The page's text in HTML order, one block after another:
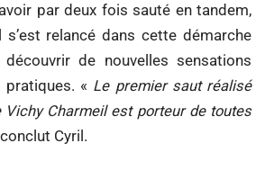
par deux fois sauté en tandem,
s’est relancé dans cette démarche
de nouvelles sensations
pratiques. « Le premier saut réalisé
Vichy Charmeil est porteur de toutes
Cyril.